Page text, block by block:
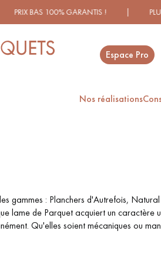
! | PLUS DE 1000
Espace Pro
Nos réalisations
PARQUET LAMES
gammes : Planchers d'Autrefois,
lame de Parquet acquiert un caractère
Qu'elles soient mécaniques ou